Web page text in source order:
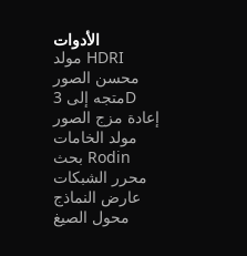
الأدوات
مولد HDRI
محسن الصور
متجه إلى 3D
إعادة مزج الصور
مولد الخامات
بحث Rodin
محرر الشبكات
عارض النماذج
محول الصيغ